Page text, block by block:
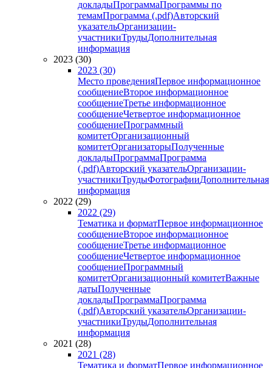
докладыПрограммаПрограммы по
темамПрограмма (.pdf)Авторский
указательОрганизации-
участникиТрудыДополнительная
информация
2023 (30)
2023 (30)
Место проведенияПервое информационное
сообщениеВторое информационное
сообщениеТретье информационное
сообщениеЧетвертое информационное
сообщениеПрограммный
комитетОрганизационный
комитетОрганизаторыПолученные
докладыПрограммаПрограмма
(.pdf)Авторский указательОрганизации-
участникиТрудыФотографииДополнительная
информация
2022 (29)
2022 (29)
Тематика и форматПервое информационное
сообщениеВторое информационное
сообщениеТретье информационное
сообщениеЧетвертое информационное
сообщениеПрограммный
комитетОрганизационный комитетВажные
датыПолученные
докладыПрограммаПрограмма
(.pdf)Авторский указательОрганизации-
участникиТрудыДополнительная
информация
2021 (28)
2021 (28)
Тематика и форматПервое информационное